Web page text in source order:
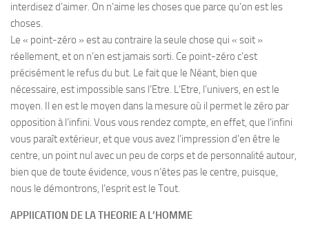
interdisez d’aimer. On n’aime les choses que parce qu’on est les
choses.
Le « point-zéro » est au contraire la seule chose qui « soit »
réellement, et on n’en est jamais sorti. Ce point-zéro c’est
précisément le refus du but. Le fait que le Néant, bien que
nécessaire, est impossible sans l’Etre. L’Etre, l’univers, en est le
moyen. Il en est le moyen dans la mesure où il permet le zéro par
opposition à l’infini. Vous vous rendez compte, en effet, que l’infini
vous paraît extérieur, et que vous avez l’impression d’en être le
centre, un point nul avec un peu de corps et de personnalité autour,
bien que de toute évidence, vous n’êtes pas le centre, puisque,
nous le démontrons, l’esprit est le Tout.
APPlICATION DE LA THEORIE A L’HOMME